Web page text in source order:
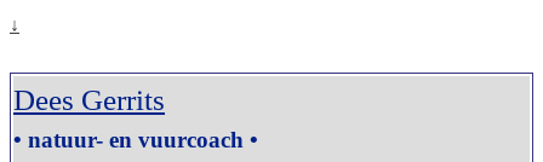
↓
Dees Gerrits
• natuur- en vuurcoach •